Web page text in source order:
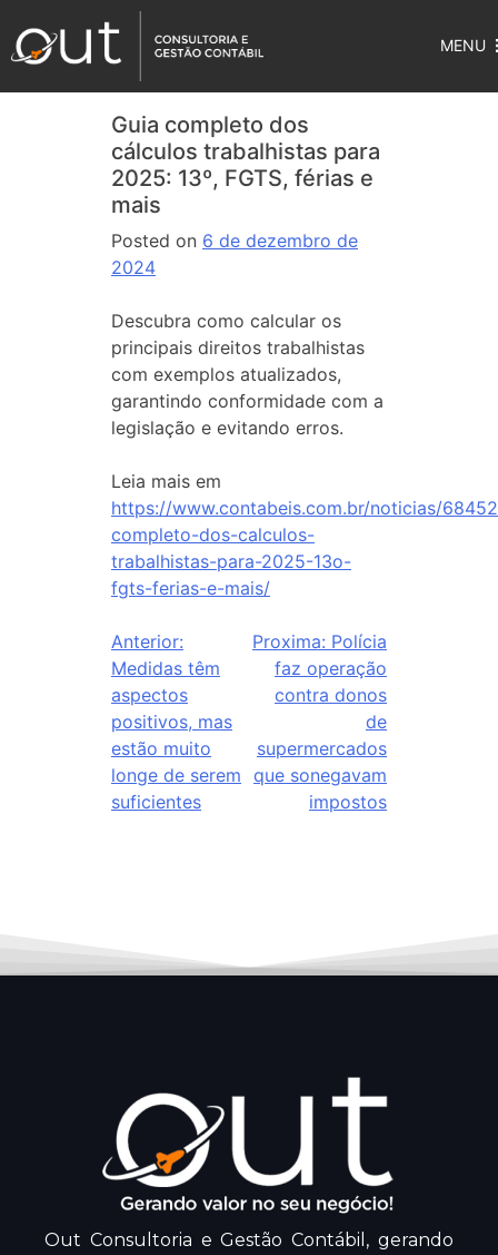
MENU
Guia completo dos
cálculos trabalhistas para
2025: 13º, FGTS, férias e
mais
Posted on 6 de dezembro de
2024
Descubra como calcular os
principais direitos trabalhistas
com exemplos atualizados,
garantindo conformidade com a
legislação e evitando erros.
Leia mais em
https://www.contabeis.com.br/noticias/
completo-dos-calculos-
trabalhistas-para-2025-13o-
fgts-ferias-e-mais/
Anterior:
Medidas têm
aspectos
positivos, mas
estão muito
longe de serem
suficientes
Proxima: Polícia
faz operação
contra donos
de
supermercados
que sonegavam
impostos
Out Consultoria e Gestão Contábil, gerando